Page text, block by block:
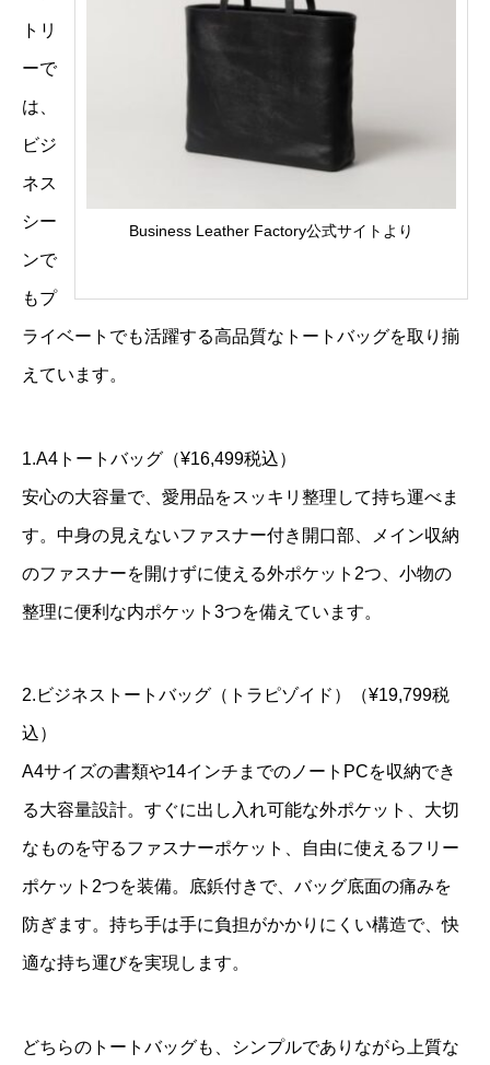
Business Leather Factory公式サイトより
トリ
ーで
は、
ビジ
ネス
シー
ンで
もプ
ライベートでも活躍する高品質なトートバッグを取り揃
えています。
1.A4トートバッグ（¥16,499税込）
安心の大容量で、愛用品をスッキリ整理して持ち運べま
す。中身の見えないファスナー付き開口部、メイン収納
のファスナーを開けずに使える外ポケット2つ、小物の
整理に便利な内ポケット3つを備えています。
2.ビジネストートバッグ（トラピゾイド）（¥19,799税
込）
A4サイズの書類や14インチまでのノートPCを収納でき
る大容量設計。すぐに出し入れ可能な外ポケット、大切
なものを守るファスナーポケット、自由に使えるフリー
ポケット2つを装備。底鋲付きで、バッグ底面の痛みを
防ぎます。持ち手は手に負担がかかりにくい構造で、快
適な持ち運びを実現します。
どちらのトートバッグも、シンプルでありながら上質な